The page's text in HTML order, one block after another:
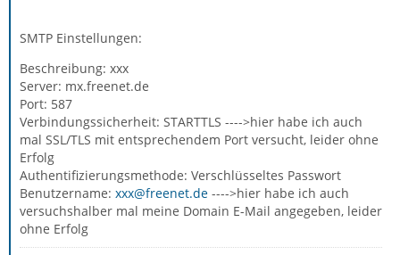
SMTP Einstellungen:
Beschreibung: xxx
Server: mx.freenet.de
Port: 587
Verbindungssicherheit: STARTTLS ---->hier habe ich auch
mal SSL/TLS mit entsprechendem Port versucht, leider ohne
Erfolg
Authentifizierungsmethode: Verschlüsseltes Passwort
Benutzername: xxx@freenet.de ---->hier habe ich auch
versuchshalber mal meine Domain E-Mail angegeben, leider
ohne Erfolg